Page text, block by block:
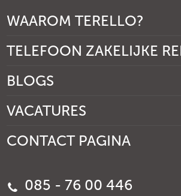
WAAROM TERELLO?
TELEFOON ZAKELIJKE
BLOGS
VACATURES
CONTACT PAGINA
085 - 76 00 446